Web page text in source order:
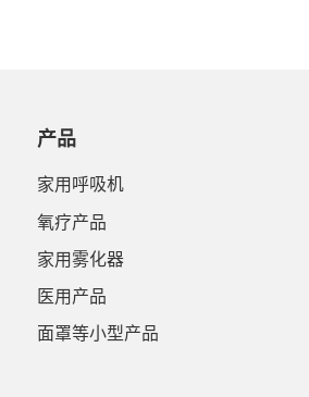
产品
家用呼吸机
氧疗产品
家用雾化器
医用产品
面罩等小型产品